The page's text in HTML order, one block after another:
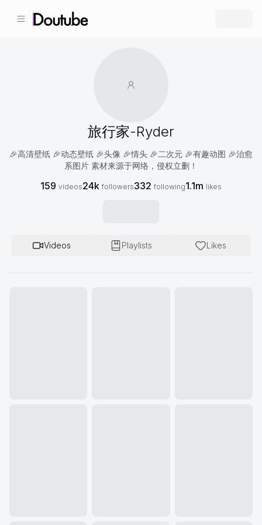
旅行家-Ryder
🎉高清壁纸 🎉动态壁纸 🎉头像 🎉情头 🎉二次元 🎉有趣动图 🎉治愈
系图片 素材来源于网络，侵权立删！
159 videos24k followers332 following1.1m likes
Videos Playlists Likes